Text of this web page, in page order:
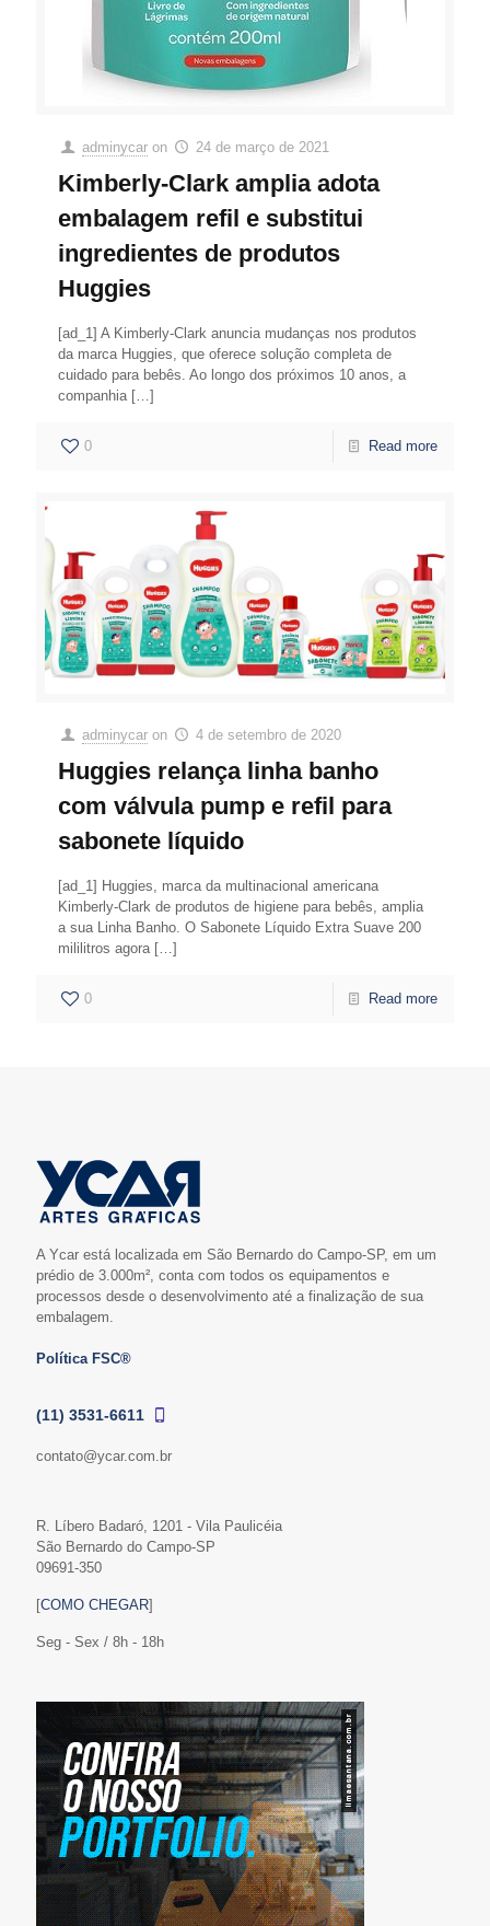
adminycar on 24 de março de 2021
Kimberly-Clark amplia adota
embalagem refil e substitui
ingredientes de produtos
Huggies
[ad_1] A Kimberly-Clark anuncia mudanças nos produtos
da marca Huggies, que oferece solução completa de
cuidado para bebês. Ao longo dos próximos 10 anos, a
companhia[…]
0 Read more
adminycar on 4 de setembro de 2020
Huggies relança linha banho
com válvula pump e refil para
sabonete líquido
[ad_1] Huggies, marca da multinacional americana
Kimberly-Clark de produtos de higiene para bebês, amplia
a sua Linha Banho. O Sabonete Líquido Extra Suave 200
mililitros agora[…]
0 Read more
A Ycar está localizada em São Bernardo do Campo-SP, em um
prédio de 3.000m², conta com todos os equipamentos e
processos desde o desenvolvimento até a finalização de sua
embalagem.
Política FSC®
(11) 3531-6611
contato@ycar.com.br
R. Líbero Badaró, 1201 - Vila Paulicéia
São Bernardo do Campo-SP
09691-350
[COMO CHEGAR]
Seg - Sex / 8h - 18h